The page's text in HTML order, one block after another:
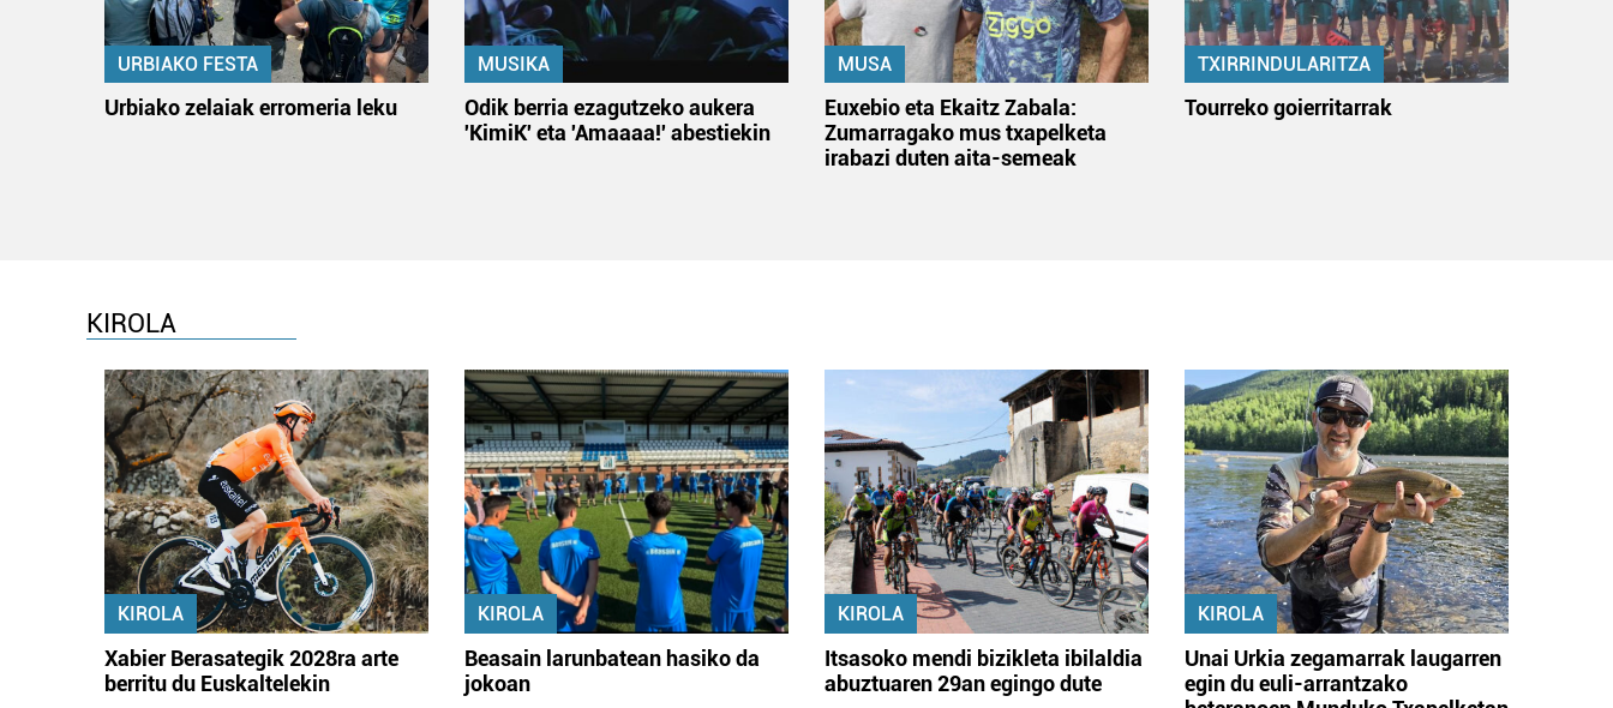
URBIAKO FESTA
Urbiako zelaiak erromeria leku
MUSIKA
Odik berria ezagutzeko aukera
'KimiK' eta 'Amaaaa!' abestiekin
MUSA
Euxebio eta Ekaitz Zabala:
Zumarragako mus txapelketa
irabazi duten aita-semeak
TXIRRINDULARITZA
Tourreko goierritarrak
KIROLA
KIROLA
Xabier Berasategik 2028ra arte
berritu du Euskaltelekin
KIROLA
Beasain larunbatean hasiko da
jokoan
KIROLA
Itsasoko mendi bizikleta ibilaldia
abuztuaren 29an egingo dute
KIROLA
Unai Urkia zegamarrak laugarren
egin du euli-arrantzako